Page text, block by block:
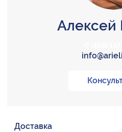
Алексей
Доставка